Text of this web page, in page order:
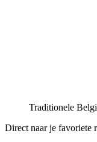
Traditionele
Direct naar je favoriete